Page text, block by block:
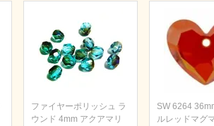
ファイヤーポリッシュ ラ
ウンド 4mm アクアマリ
SW 6264
ルレッドマグ